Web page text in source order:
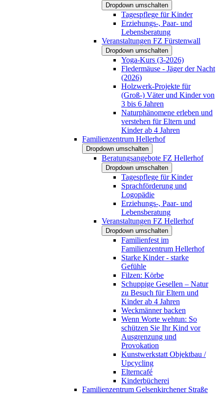
Dropdown umschalten
Tagespflege für Kinder
Erziehungs-, Paar- und
Lebensberatung
Veranstaltungen FZ Fürstenwall
Dropdown umschalten
Yoga-Kurs (3-2026)
Fledermäuse - Jäger der Nacht
(2026)
Holzwerk-Projekte für
(Groß-) Väter und Kinder von
3 bis 6 Jahren
Naturphänomene erleben und
verstehen für Eltern und
Kinder ab 4 Jahren
Familienzentrum Hellerhof
Dropdown umschalten
Beratungsangebote FZ Hellerhof
Dropdown umschalten
Tagespflege für Kinder
Sprachförderung und
Logopädie
Erziehungs-, Paar- und
Lebensberatung
Veranstaltungen FZ Hellerhof
Dropdown umschalten
Familienfest im
Familienzentrum Hellerhof
Starke Kinder - starke
Gefühle
Filzen: Körbe
Schuppige Gesellen – Natur
zu Besuch für Eltern und
Kinder ab 4 Jahren
Weckmänner backen
Wenn Worte wehtun: So
schützen Sie Ihr Kind vor
Ausgrenzung und
Provokation
Kunstwerkstatt Objektbau /
Upcycling
Elterncafé
Kinderbücherei
Familienzentrum Gelsenkirchener Straße